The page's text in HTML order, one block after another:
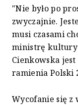
"Nie było po
zwyczajnie.
musi czasami
ministrę kultury
Cienkowska
ramienia Polski
Wycofanie się z